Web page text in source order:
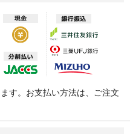
す。お支払い方法は、ご注文